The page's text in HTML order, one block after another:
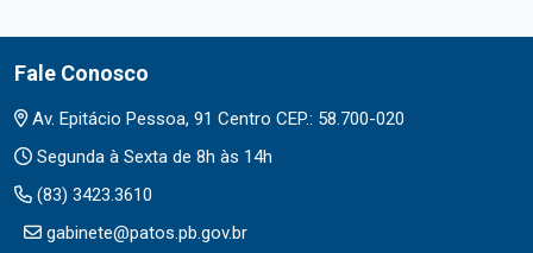
Fale Conosco
Av. Epitácio Pessoa, 91 Centro CEP.: 58.700-020
Segunda à Sexta de 8h às 14h
(83) 3423.3610
gabinete@patos.pb.gov.br